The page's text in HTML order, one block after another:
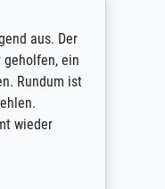
aus. Der
ein
Rundum ist
wieder